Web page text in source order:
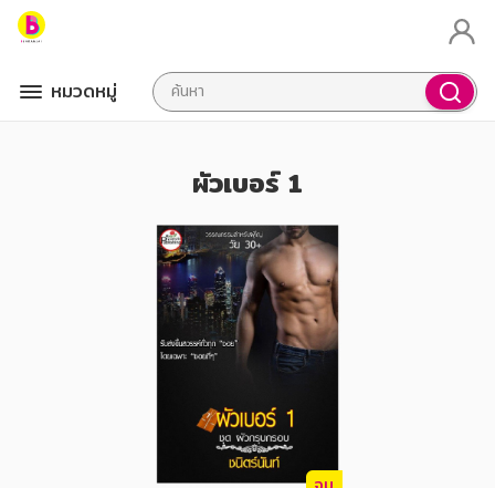
หมวดหมู่
ผัวเบอร์ 1